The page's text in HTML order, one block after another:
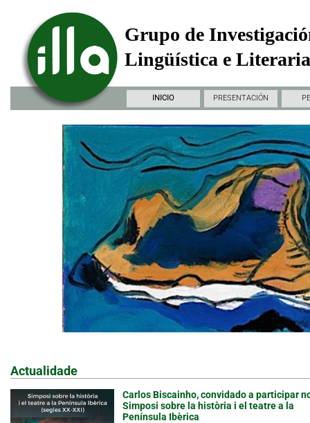
Grupo de
Lingüística e
INICIO PRESENTACIÓN
Actualidade
Carlos Biscainho, convidado a participar
Simposi sobre la història i el teatre a la
Península Ibèrica